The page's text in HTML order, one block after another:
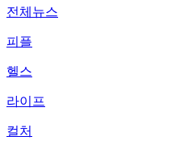
전체뉴스
피플
헬스
라이프
컬처